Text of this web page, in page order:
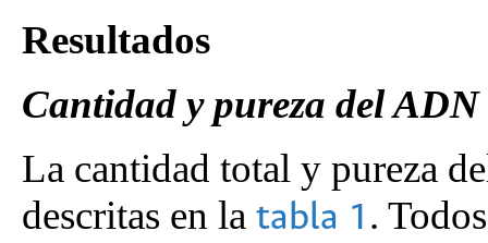
Resultados
Cantidad y pureza del ADN
La cantidad total y pureza
descritas en la tabla 1 .